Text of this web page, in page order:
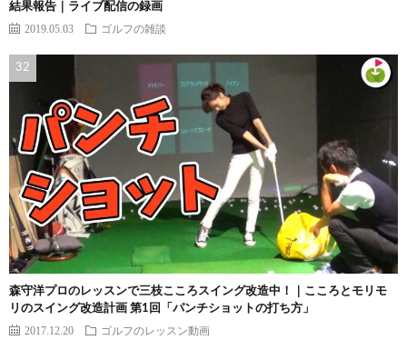
結果報告｜ライブ配信の録画
2019.05.03 ゴルフの雑談
森守洋プロのレッスンで三枝こころスイング改造中！｜こころとモリモ
リのスイング改造計画 第1回「パンチショットの打ち方」
2017.12.20 ゴルフのレッスン動画